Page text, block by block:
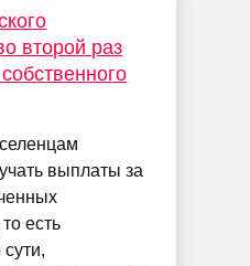
второй раз
выплаты за
есть
сути,